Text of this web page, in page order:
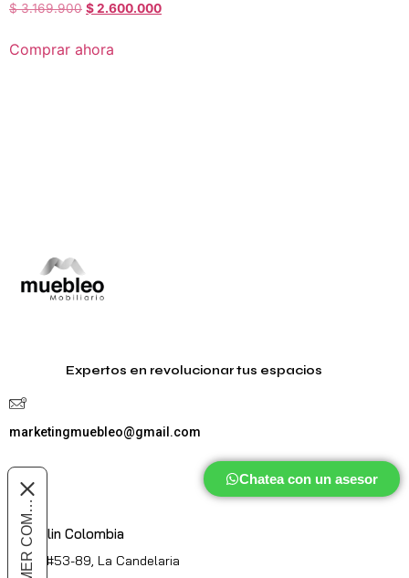
$3.169.900 $2.600.000
Comprar ahora
Expertos en revolucionar tus espacios
marketingmuebleo@gmail.com
Chatea con un asesor
Medellin Colombia
Cl. 51 #53-89, La Candelaria